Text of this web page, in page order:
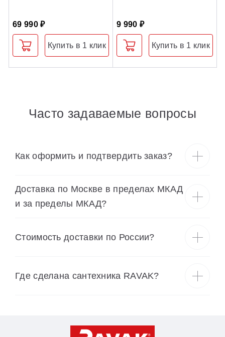
69 990 ₽
Купить в 1 клик
9 990 ₽
Купить в 1 клик
Часто задаваемые вопросы
Как оформить и подтвердить заказ?
Доставка по Москве в пределах МКАД
и за пределы МКАД?
Cтоимость доставки по России?
Где сделана сантехника RAVAK?